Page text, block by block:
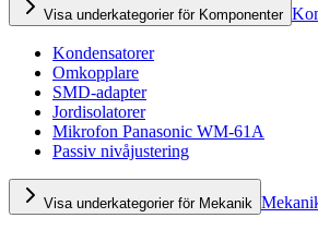
Visa underkategorier för Komponenter
Kondensatorer
Omkopplare
SMD-adapter
Jordisolatorer
Mikrofon Panasonic WM-61A
Passiv nivåjustering
Visa underkategorier för Mekanik